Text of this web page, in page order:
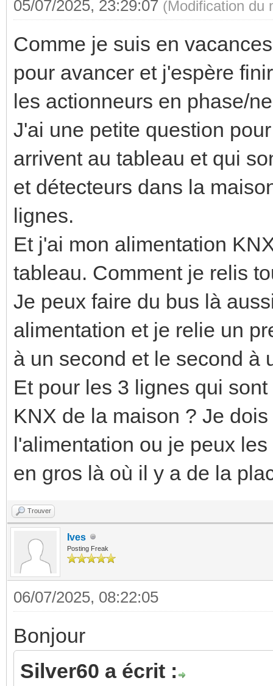
05/07/2025, 23:29:07 (Modification du
Comme je suis en
pour avancer et j'espère
les actionneurs en phase/
J'ai une petite question
arrivent au tableau et qui
et détecteurs dans la
lignes.
Et j'ai mon alimentation
tableau. Comment je relis
Je peux faire du bus là
alimentation et je relie un
à un second et le second à
Et pour les 3 lignes qui
KNX de la maison ? Je
l'alimentation ou je peux
en gros là où il y a de la
Trouver
Ives
Posting Freak
06/07/2025, 08:22:05
Bonjour
Silver60 a écrit :